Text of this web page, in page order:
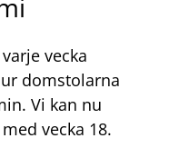
vecka
domstolarna
Vi kan nu
vecka 18.